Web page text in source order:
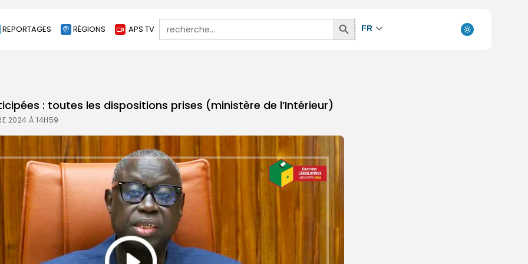
REPORTAGES RÉGIONS APS TV
Search
for:
Search
Button
FR
: toutes les dispositions prises (ministère de l’Intérieur)
2024 À 14H59